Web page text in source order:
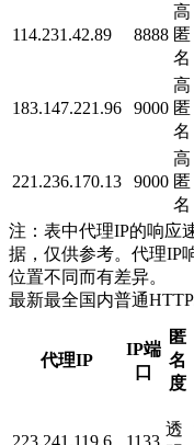
114.231.42.89 8888
高
匿
名
183.147.221.96 9000
高
匿
名
221.236.170.13 9000
高
匿
名
注：表中代理IP的响应
据，仅供参考。代理IP
位置不同而有差异。
最新最全国内普通
代理IP
IP端
口
匿
名
度
223.241.119.6 1133
透